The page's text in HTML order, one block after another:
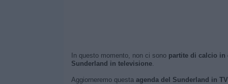
In questo momento, non ci sono partite di calcio in
Sunderland in televisione.
Aggiorneremo questa agenda del Sunderland in TV